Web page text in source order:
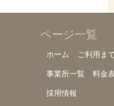
ページ一覧
ホーム ご利用ま
事業所一覧 料金
採用情報